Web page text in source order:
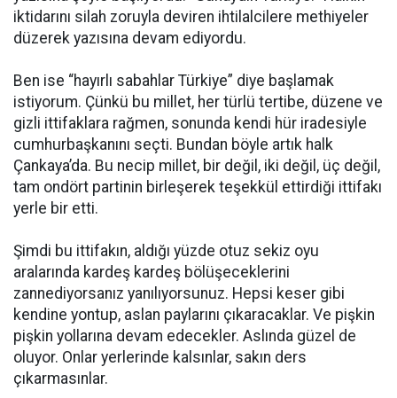
iktidarını silah zoruyla deviren ihtilalcilere methiyeler
düzerek yazısına devam ediyordu.
Ben ise “hayırlı sabahlar Türkiye” diye başlamak
istiyorum. Çünkü bu millet, her türlü tertibe, düzene ve
gizli ittifaklara rağmen, sonunda kendi hür iradesiyle
cumhurbaşkanını seçti. Bundan böyle artık halk
Çankaya’da. Bu necip millet, bir değil, iki değil, üç değil,
tam ondört partinin birleşerek teşekkül ettirdiği ittifakı
yerle bir etti.
Şimdi bu ittifakın, aldığı yüzde otuz sekiz oyu
aralarında kardeş kardeş bölüşeceklerini
zannediyorsanız yanılıyorsunuz. Hepsi keser gibi
kendine yontup, aslan paylarını çıkaracaklar. Ve pişkin
pişkin yollarına devam edecekler. Aslında güzel de
oluyor. Onlar yerlerinde kalsınlar, sakın ders
çıkarmasınlar.